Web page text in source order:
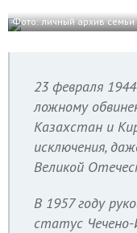
Фото: личный архив
23 февраля
ложному
Казахстан и
исключения,
Великой
В 1957 году
статус